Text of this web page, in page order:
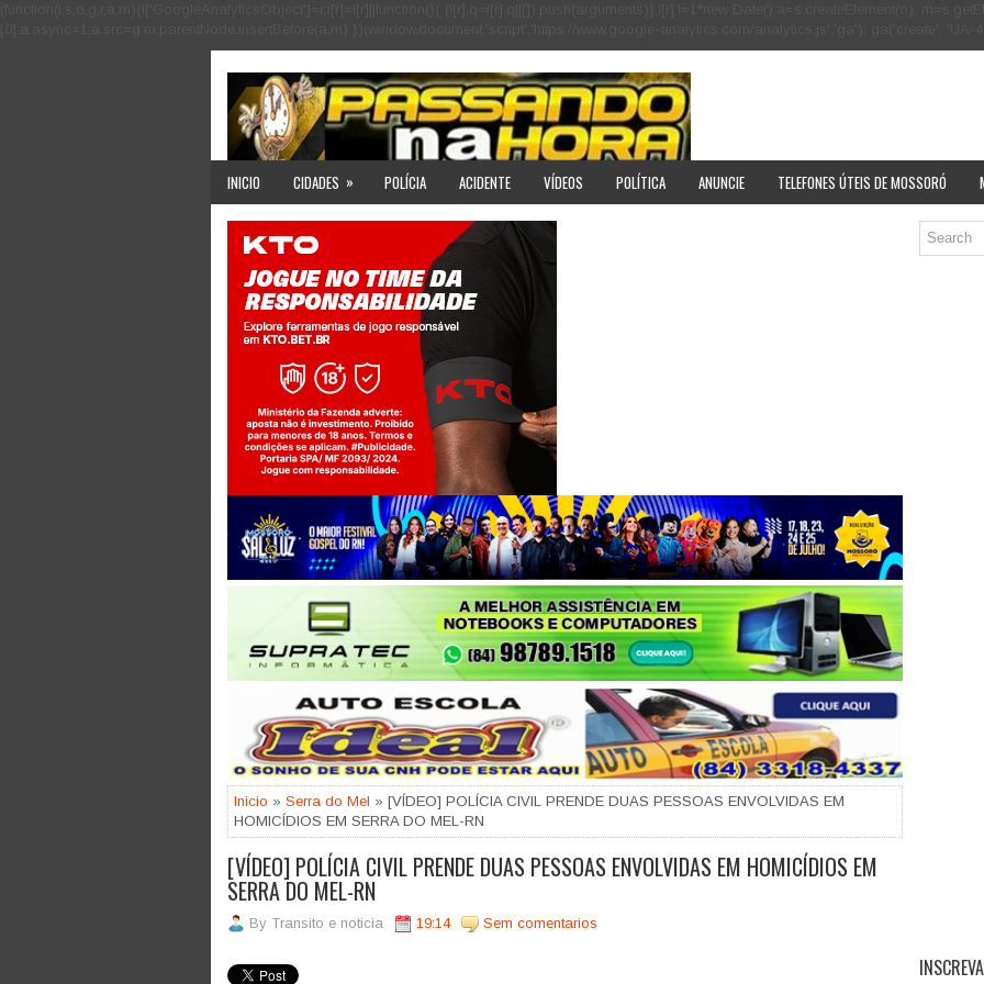
INICIO CIDADES » POLÍCIA ACIDENTE VÍDEOS POLÍTICA ANUNCIE TELEFONES ÚTEIS DE MOSSORÓ
Jogue com responsabilidade. 18+
Inicio » Serra do Mel » [VÍDEO] POLÍCIA CIVIL PRENDE DUAS PESSOAS ENVOLVIDAS EM
HOMICÍDIOS EM SERRA DO MEL-RN
[VÍDEO] POLÍCIA CIVIL PRENDE DUAS PESSOAS ENVOLVIDAS EM HOMICÍDIOS EM
SERRA DO MEL-RN
By Transito e noticia 19:14 Sem comentarios